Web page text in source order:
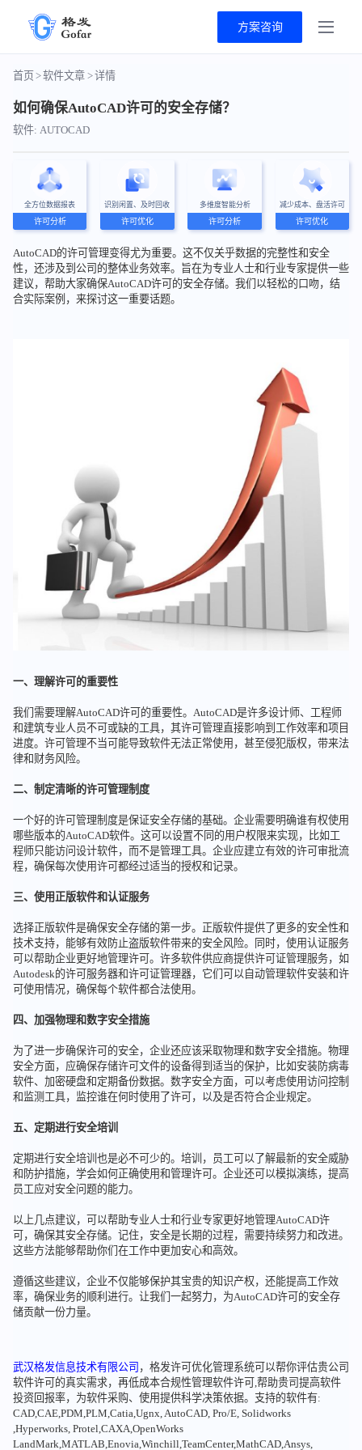
方案咨询
首页>软件文章 >详情
如何确保AutoCAD许可的安全存储？
软件: AUTOCAD
全方位数据报表
许可分析
识别闲置、及时回收
许可优化
多维度智能分析
许可分析
减少成本、盘活许可
许可优化
AutoCAD的许可管理变得尤为重要。这不仅关乎数据的完整性和安全
性，还涉及到公司的整体业务效率。旨在为专业人士和行业专家提供一些
建议，帮助大家确保AutoCAD许可的安全存储。我们以轻松的口吻，结
合实际案例，来探讨这一重要话题。
一、理解许可的重要性
我们需要理解AutoCAD许可的重要性。AutoCAD是许多设计师、工程师
和建筑专业人员不可或缺的工具，其许可管理直接影响到工作效率和项目
进度。许可管理不当可能导致软件无法正常使用，甚至侵犯版权，带来法
律和财务风险。
二、制定清晰的许可管理制度
一个好的许可管理制度是保证安全存储的基础。企业需要明确谁有权使用
哪些版本的AutoCAD软件。这可以设置不同的用户权限来实现，比如工
程师只能访问设计软件，而不是管理工具。企业应建立有效的许可审批流
程，确保每次使用许可都经过适当的授权和记录。
三、使用正版软件和认证服务
选择正版软件是确保安全存储的第一步。正版软件提供了更多的安全性和
技术支持，能够有效防止盗版软件带来的安全风险。同时，使用认证服务
可以帮助企业更好地管理许可。许多软件供应商提供许可证管理服务，如
Autodesk的许可服务器和许可证管理器，它们可以自动管理软件安装和许
可使用情况，确保每个软件都合法使用。
四、加强物理和数字安全措施
为了进一步确保许可的安全，企业还应该采取物理和数字安全措施。物理
安全方面，应确保存储许可文件的设备得到适当的保护，比如安装防病毒
软件、加密硬盘和定期备份数据。数字安全方面，可以考虑使用访问控制
和监测工具，监控谁在何时使用了许可，以及是否符合企业规定。
五、定期进行安全培训
定期进行安全培训也是必不可少的。培训，员工可以了解最新的安全威胁
和防护措施，学会如何正确使用和管理许可。企业还可以模拟演练，提高
员工应对安全问题的能力。
以上几点建议，可以帮助专业人士和行业专家更好地管理AutoCAD许
可，确保其安全存储。记住，安全是长期的过程，需要持续努力和改进。
这些方法能够帮助你们在工作中更加安心和高效。
遵循这些建议，企业不仅能够保护其宝贵的知识产权，还能提高工作效
率，确保业务的顺利进行。让我们一起努力，为AutoCAD许可的安全存
储贡献一份力量。
武汉格发信息技术有限公司 ，格发许可优化管理系统可以帮你评估贵公司
软件许可的真实需求，再低成本合规性管理软件许可,帮助贵司提高软件
投资回报率，为软件采购、使用提供科学决策依据。支持的软件有:
CAD,CAE,PDM,PLM,Catia,Ugnx, AutoCAD, Pro/E, Solidworks
,Hyperworks, Protel,CAXA,OpenWorks
LandMark,MATLAB,Enovia,Winchill,TeamCenter,MathCAD,Ansys,